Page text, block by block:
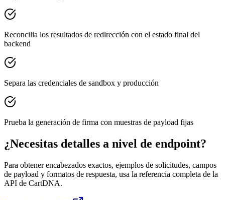
Reconcilia los resultados de redirección con el estado final del
backend
Separa las credenciales de sandbox y producción
Prueba la generación de firma con muestras de payload fijas
¿Necesitas detalles a nivel de endpoint?
Para obtener encabezados exactos, ejemplos de solicitudes, campos
de payload y formatos de respuesta, usa la referencia completa de la
API de CartDNA.